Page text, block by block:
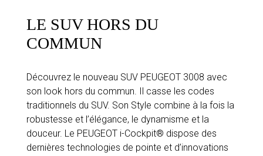
LE SUV HORS DU
COMMUN
Découvrez le nouveau SUV PEUGEOT 3008 avec
son look hors du commun. Il casse les codes
traditionnels du SUV. Son Style combine à la fois la
robustesse et l’élégance, le dynamisme et la
douceur. Le PEUGEOT i-Cockpit® dispose des
dernières technologies de pointe et d’innovations